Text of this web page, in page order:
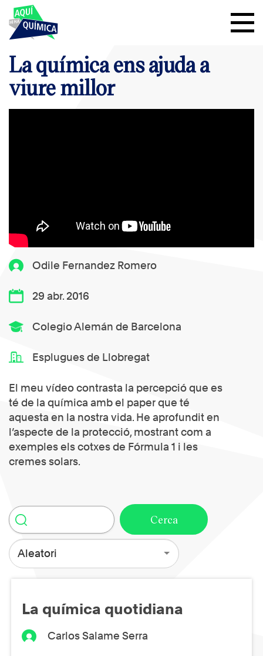
Odile Fernandez Romero
29 abr. 2016
Colegio Alemán de Barcelona
Esplugues de Llobregat
El meu vídeo contrasta la percepció que es
té de la química amb el paper que té
aquesta en la nostra vida. He aprofundit en
l’aspecte de la protecció, mostrant com a
exemples els cotxes de Fórmula 1 i les
cremes solars.
La química ens ajuda a
viure millor
Aleatori
La química quotidiana
Carlos Salame Serra